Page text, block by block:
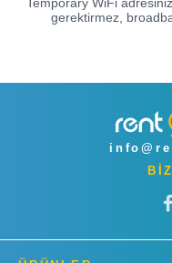
Temporary WiFi
gerektirmez,